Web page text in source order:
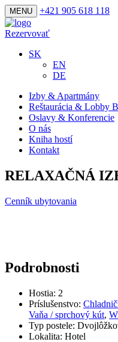
MENU +421 905 618 118
Rezervovať
SK
EN
DE
Izby & Apartmány
Reštaurácia & Lobby
Oslavy & Konferencie
O nás
Kniha hostí
Kontakt
RELAXAČNÁ
Cenník ubytovania
Podrobnosti
Hostia: 2
Príslušenstvo:
Vaňa / sprchový kút,
Typ postele:
Lokalita: Hotel